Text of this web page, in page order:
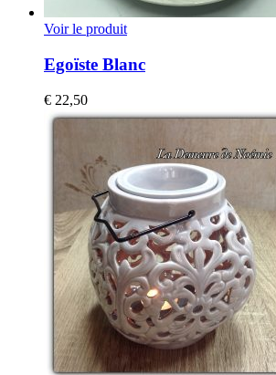
Voir le produit
Egoïste Blanc
€ 22,50